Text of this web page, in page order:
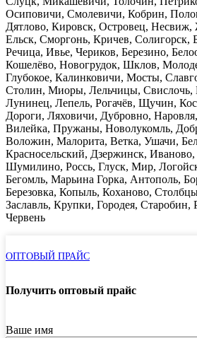
Осиповичи, Смолевичи, Кобрин,
Дятлово, Кировск, Островец, Несвиж,
Ельск, Сморгонь, Кричев, Солигорск,
Речица, Ивье, Чериков, Березино,
Кошелёво, Новогрудок, Шклов,
Глубокое, Калинковичи, Мосты,
Столин, Миоры, Лельчицы, Свислочь,
Лунинец, Лепель, Рогачёв, Щучин,
Дороги, Ляховичи, Дубровно,
Вилейка, Пружаны, Новолукомль,
Воложин, Малорита, Ветка, Ушачи,
Красносельский, Дзержинск,
Шумилино, Россь, Глуск, Мир,
Бегомль, Марьина Горка, Антополь,
Березовка, Копыль, Коханово,
Заславль, Крупки, Городея, Старобин,
Червень
ОПТОВЫЙ ПРАЙС
Получить оптовый прайс
Ваше имя